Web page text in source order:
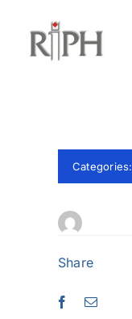
zawartości
Categories:
Share